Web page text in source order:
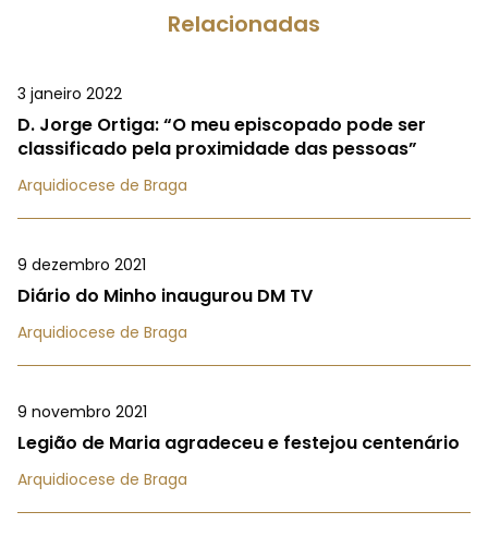
Relacionadas
3 janeiro 2022
D. Jorge Ortiga: “O meu episcopado pode ser
classificado pela proximidade das pessoas”
Arquidiocese de Braga
9 dezembro 2021
Diário do Minho inaugurou DM TV
Arquidiocese de Braga
9 novembro 2021
Legião de Maria agradeceu e festejou centenário
Arquidiocese de Braga